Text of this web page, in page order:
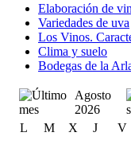
Elaboración de
Variedades de uva
Los Vinos.
Clima y suelo
Bodegas de la
Agosto
2026
L
M X J V